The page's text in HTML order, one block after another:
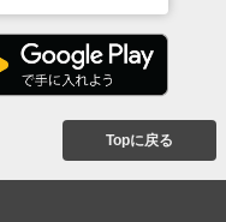
Topに戻る